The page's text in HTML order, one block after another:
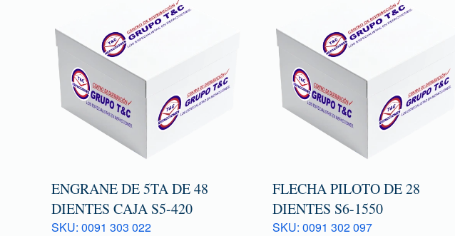
ENGRANE DE 5TA DE 48
DIENTES CAJA S5-420
SKU: 0091 303 022
FLECHA PILOTO DE 28
DIENTES S6-1550
SKU: 0091 302 097